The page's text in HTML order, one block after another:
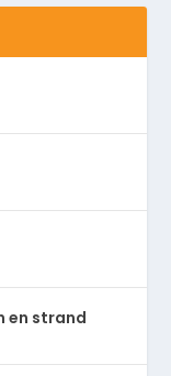
en strand